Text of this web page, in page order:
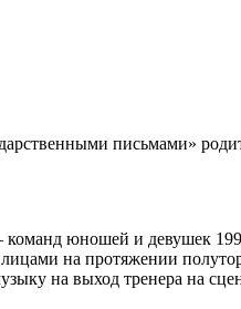
письмами»
юношей и девушек
на протяжении
на выход тренера на